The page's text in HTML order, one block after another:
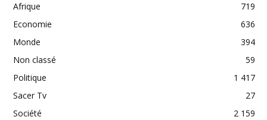
Afrique
719
Economie
636
Monde
394
Non classé
59
Politique
1 417
Sacer Tv
27
Société
2 159